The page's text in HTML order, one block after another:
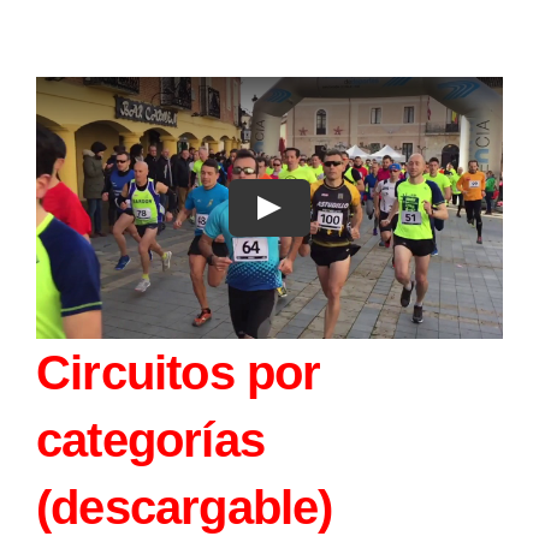
Circuitos por
categorías
(descargable)